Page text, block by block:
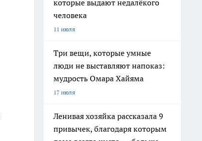
которые выдают недалёкого
человека
11 июля
Три вещи, которые умные
люди не выставляют напоказ:
мудрость Омара Хайяма
17 июля
Ленивая хозяйка рассказала 9
привычек, благодаря которым